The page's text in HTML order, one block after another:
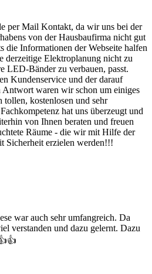
per Mail Kontakt, da wir uns bei der
von der Hausbaufirma nicht gut
die Informationen der Webseite halfen
derzeitige Elektroplanung nicht zu
LED-Bänder zu verbauen, passt.
Kundenservice und der darauf
Antwort waren wir schon um einiges
tollen, kostenlosen und sehr
hat uns überzeugt und
von Ihnen beraten und freuen
Räume - die wir mit Hilfe der
Sicherheit erzielen werden!!!
war auch sehr umfangreich. Da
verstanden und dazu gelernt. Dazu